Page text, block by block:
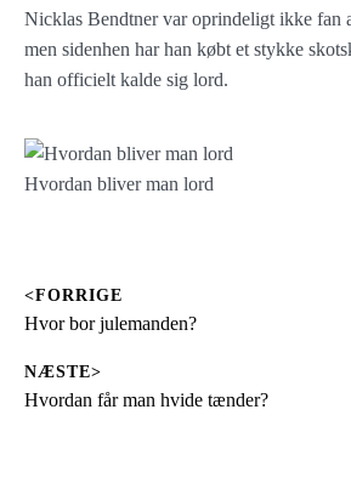
Nicklas Bendtner var oprindeligt ikke fan
men sidenhen har han købt et stykke
han officielt kalde sig lord.
Hvordan bliver man lord
Indlægsnavigation
<FORRIGE
Previous
Hvor bor julemanden?
NÆSTE>
Next
Hvordan får man hvide tænder?